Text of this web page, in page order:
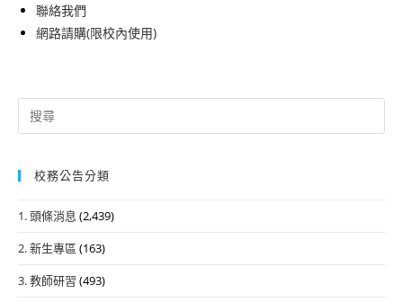
聯絡我們
網路請購(限校內使用)
Search
for:
校務公告分類
1. 頭條消息 (2,439)
2. 新生專區 (163)
3. 教師研習 (493)